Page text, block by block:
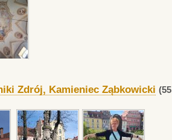
Zdrój, Kamieniec Ząbkowicki (55